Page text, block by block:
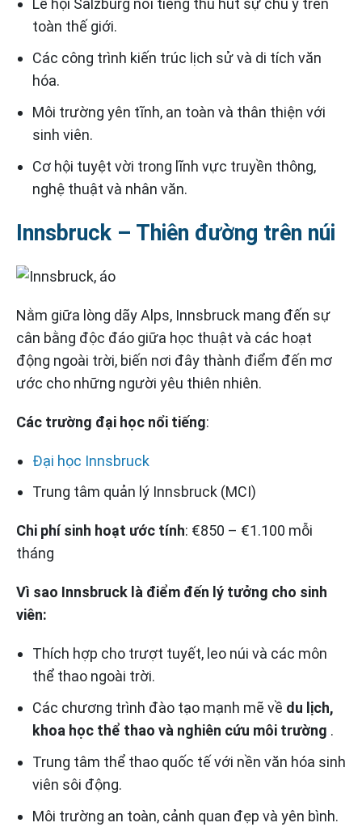
Lễ hội Salzburg nổi tiếng thu hút sự chú ý trên
toàn thế giới.
Các công trình kiến ​​trúc lịch sử và di tích văn
hóa.
Môi trường yên tĩnh, an toàn và thân thiện với
sinh viên.
Cơ hội tuyệt vời trong lĩnh vực truyền thông,
nghệ thuật và nhân văn.
Innsbruck – Thiên đường trên núi
Nằm giữa lòng dãy Alps, Innsbruck mang đến sự
cân bằng độc đáo giữa học thuật và các hoạt
động ngoài trời, biến nơi đây thành điểm đến mơ
ước cho những người yêu thiên nhiên.
Các trường đại học nổi tiếng:
Đại học Innsbruck
Trung tâm quản lý Innsbruck (MCI)
Chi phí sinh hoạt ước tính: €850 – €1.100 mỗi
tháng
Vì sao Innsbruck là điểm đến lý tưởng cho sinh
viên:
Thích hợp cho trượt tuyết, leo núi và các môn
thể thao ngoài trời.
Các chương trình đào tạo mạnh mẽ về du lịch,
khoa học thể thao và nghiên cứu môi trường .
Trung tâm thể thao quốc tế với nền văn hóa sinh
viên sôi động.
Môi trường an toàn, cảnh quan đẹp và yên bình.